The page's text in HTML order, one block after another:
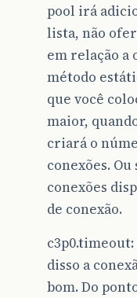
pool irá
lista, não
em relação a
método
que você
maior,
criará o
conexões.
conexões
de conexão.
disso a
bom. Do